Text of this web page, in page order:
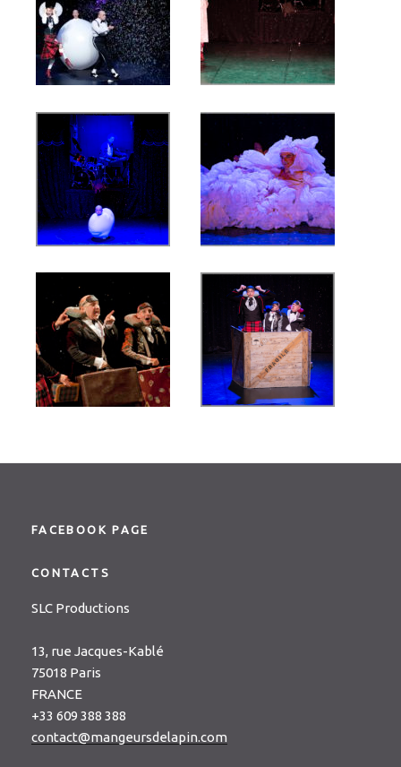
FACEBOOK PAGE
CONTACTS
SLC Productions
13, rue Jacques-Kablé
75018 Paris
FRANCE
+33 609 388 388
contact@mangeursdelapin.com